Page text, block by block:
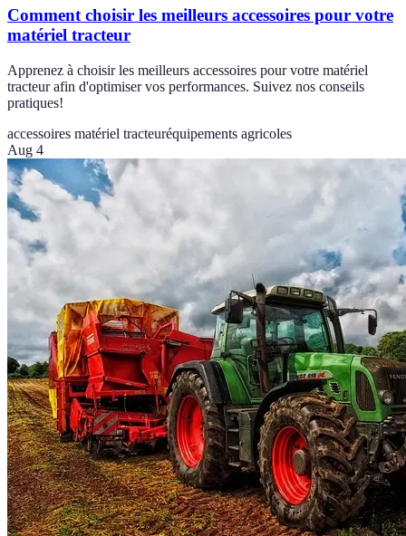
Comment choisir les meilleurs accessoires pour votre
matériel tracteur
Apprenez à choisir les meilleurs accessoires pour votre matériel
tracteur afin d'optimiser vos performances. Suivez nos conseils
pratiques!
accessoires matériel tracteuréquipements agricoles
Aug 4